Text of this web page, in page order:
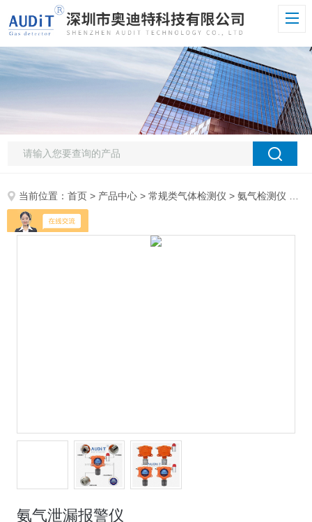
当前位置：首页 > 产品中心 >常规类气体检测仪 >氨气检测仪
氨气泄漏报警仪